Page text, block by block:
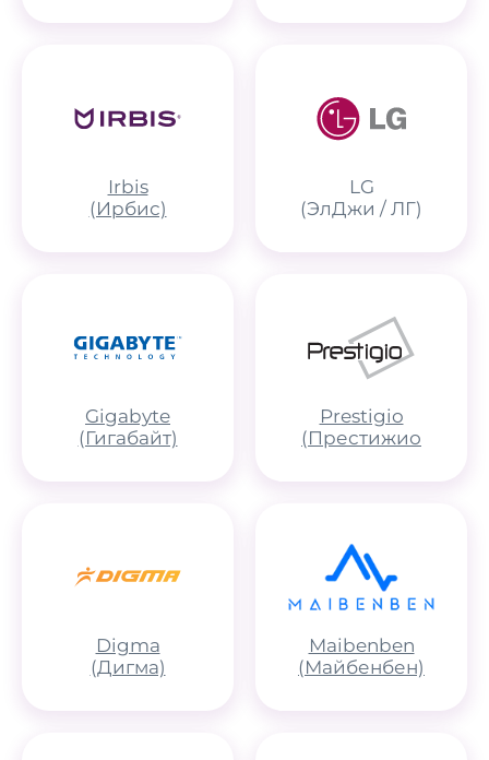
Irbis
(Ирбис)
LG
(ЭлДжи / ЛГ)
Gigabyte
(Гигабайт)
Prestigio
(Престижио
Digma
(Дигма)
Maibenben
(Майбенбен)